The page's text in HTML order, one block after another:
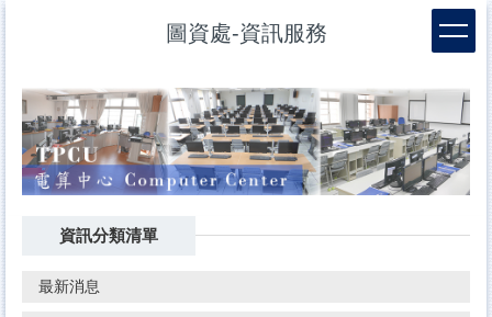
內
容
區
圖資處-資訊服務
資訊分類清單
最新消息